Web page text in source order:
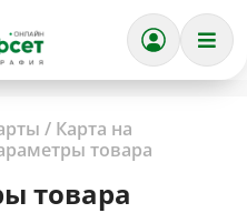
/ Карта на
товара
товара